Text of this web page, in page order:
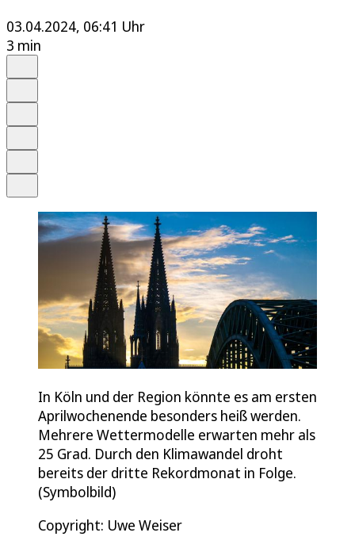
03.04.2024, 06:41 Uhr
3 min
In Köln und der Region könnte es am ersten
Aprilwochenende besonders heiß werden.
Mehrere Wettermodelle erwarten mehr als
25 Grad. Durch den Klimawandel droht
bereits der dritte Rekordmonat in Folge.
(Symbolbild)
Copyright: Uwe Weiser